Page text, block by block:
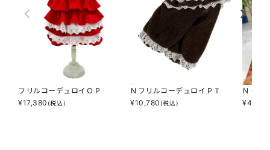
フリルコーデュロイＯＰ
¥17,380 (税込)
ＮフリルコーデュロイＰＴ
¥10,780 (税込)
ＮＣチ
¥4,180